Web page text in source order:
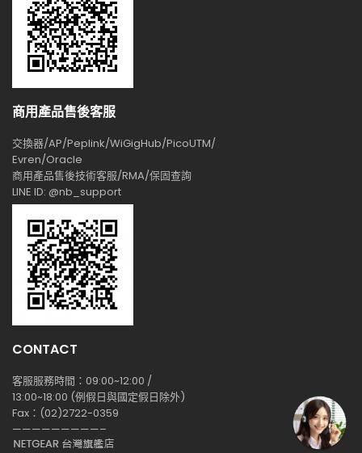
商用產品售後客服
交換器/AP/Peplink/WiGigHub/PicoUTM/
Evren/Oracle
商用產品售後技術客服/RMA/保固查詢
LINE ID: @nb_support
CONTACT
客服服務時間：09:00~12:00 /
13:00~18:00 (例假日與國定假日除外)
Fax：(02)2722-0359
—————————–